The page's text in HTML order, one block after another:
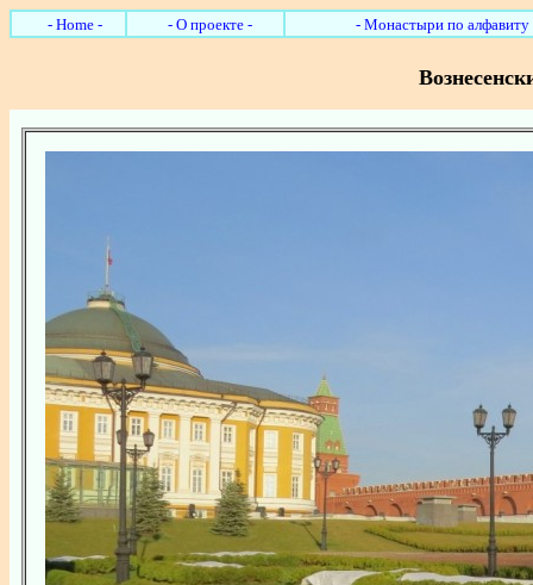
- Home - - О проекте - - Монастыри по алфавиту